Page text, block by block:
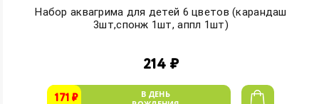
Набор аквагрима для детей 6 цветов (карандаш
3шт,спонж 1шт, аппл 1шт)
214 ₽
171 ₽
В ДЕНЬ